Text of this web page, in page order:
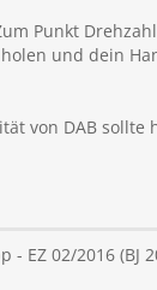
Punkt
und dein
von DAB
- EZ 02/2016 (BJ